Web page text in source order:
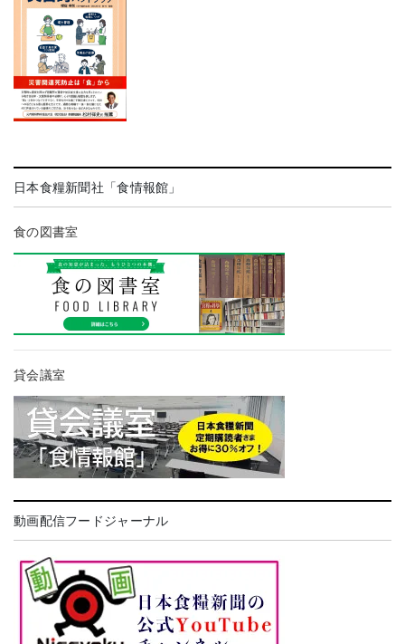
日本食糧新聞社「食情報館」
食の図書室
貸会議室
動画配信フードジャーナル